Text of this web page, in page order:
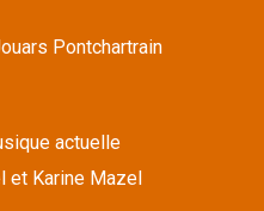
Pontchartrain
actuelle
et Karine Mazel